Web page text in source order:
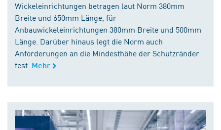
Wickeleinrichtungen betragen laut Norm 380mm
Breite und 650mm Länge, für
Anbauwickeleinrichtungen 380mm Breite und 500mm
Länge. Darüber hinaus legt die Norm auch
Anforderungen an die Mindesthöhe der Schutzränder
fest. Mehr